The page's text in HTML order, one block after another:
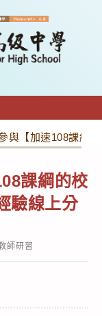
與【加速108課綱
課綱的校
驗線上分
師研習